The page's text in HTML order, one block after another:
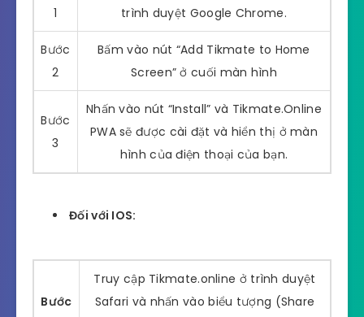
1
trình duyệt Google Chrome.
Bước
2
Bấm vào nút “Add Tikmate to Home
Screen” ở cuối màn hình
Bước
3
Nhấn vào nút “Install” và Tikmate.Online
PWA sẽ được cài đặt và hiển thị ở màn
hình của điện thoại của bạn.
Đối với IOS:
Bước
Truy cập Tikmate.online ở trình duyệt
Safari và nhấn vào biểu tượng (Share